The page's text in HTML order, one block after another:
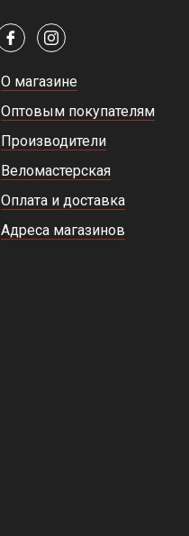
О магазине
Оптовым покупателям
Производители
Веломастерская
Оплата и доставка
Адреса магазинов